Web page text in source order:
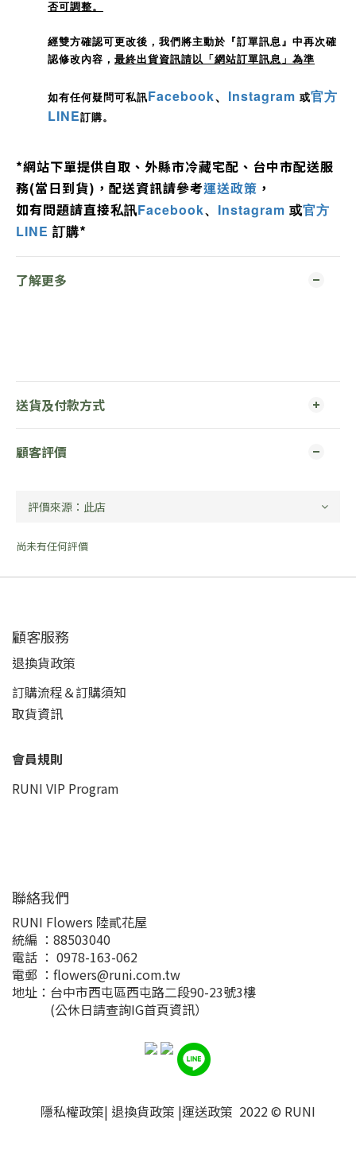
否可調整。
經雙方確認可更改後，我們將主動於『訂單訊息』中再次確
認修改內容， 最終出貨資訊請以「網站訂單訊息」為準
如有任何疑問可私訊Facebook、 Instagram 或官方
LINE訂購。
*網站下單提供自取、外縣市冷藏宅配、 台中市配送服
務(當日到貨)，配送資訊請參考運送政策 ，
如有問題請直接私訊Facebook、 Instagram 或官方
LINE 訂購*
了解更多
送貨及付款方式
顧客評價
尚未有任何評價
顧客服務
退換貨政策
訂購流程＆訂購須知
取貨資訊
會員規則
RUNI VIP Program
聯絡我們
RUNI Flowers 陸貳花屋
統編 ：88503040
電話 ： 0978-163-062
電郵 ：flowers@runi.com.tw
地址：台中市西屯區西屯路二段90-23號3樓
(公休日請查詢IG首頁資訊）
隱私權政策| 退換貨政策 |運送政策 2022 © RUNI